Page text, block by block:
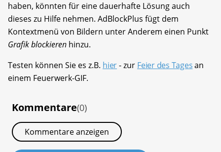
haben, könnten für eine dauerhafte Lösung auch
dieses zu Hilfe nehmen. AdBlockPlus fügt dem
Kontextmenü von Bildern unter Anderem einen Punkt
Grafik blockieren hinzu.
Testen können Sie es z.B. hier- zur Feier des Tagesan
einem Feuerwerk-GIF.
Kommentare(0)
Kommentare anzeigen